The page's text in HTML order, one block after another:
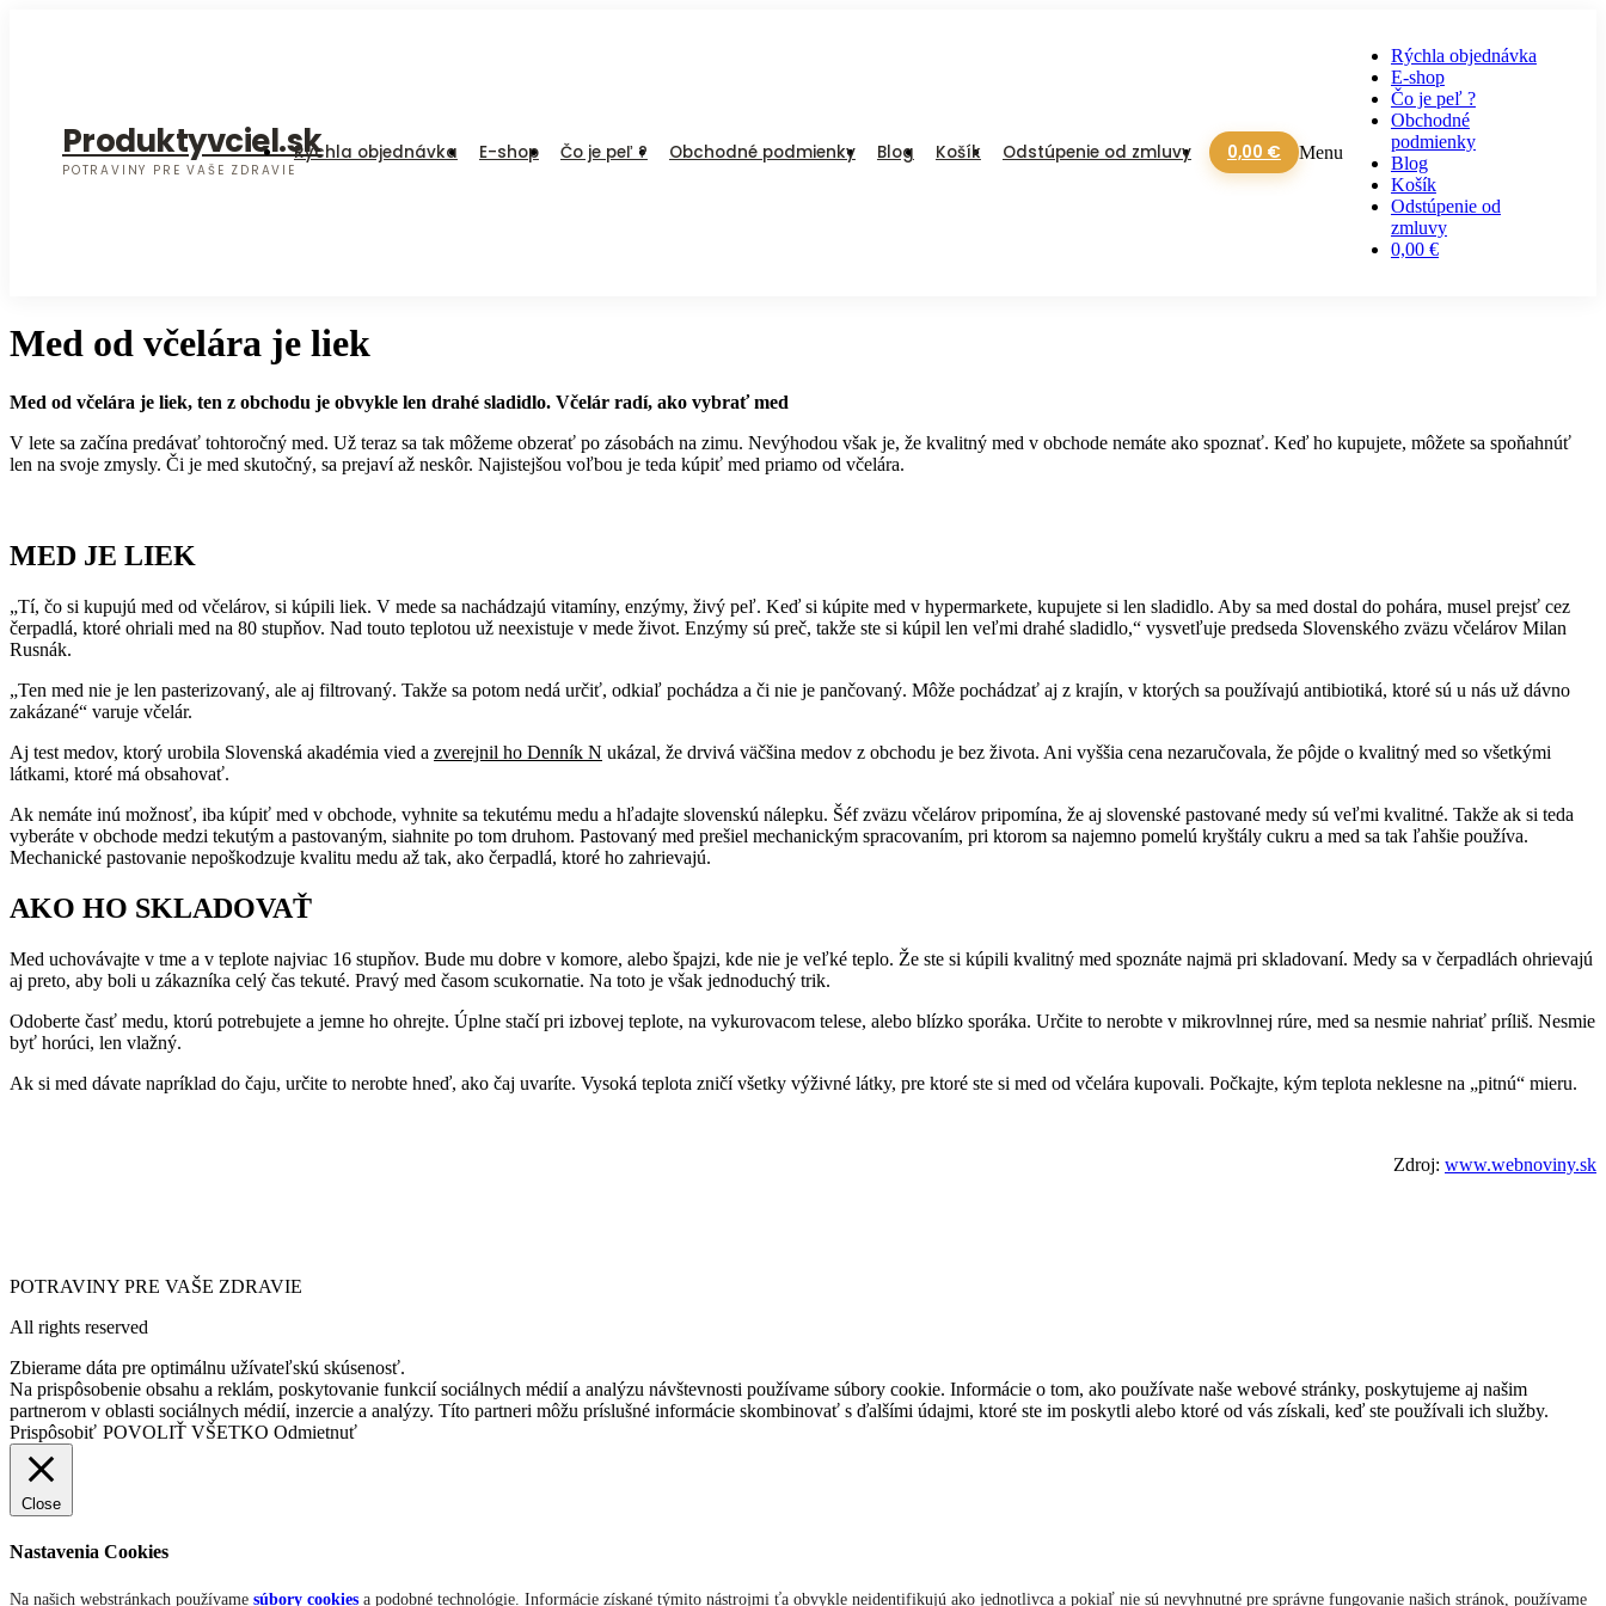
Produktyvciel.sk
POTRAVINY PRE VAŠE ZDRAVIE‎
Rýchla objednávka E-shop Čo je peľ ? Obchodné podmienky Blog Košík Odstúpenie od zmluvy 0,00 € Menu
Rýchla objednávka
E-shop
Čo je peľ ?
Obchodné
podmienky
Blog
Košík
Odstúpenie od
zmluvy
0,00 €
Med od včelára je liek
Med od včelára je liek, ten z obchodu je obvykle len drahé sladidlo. Včelár radí, ako vybrať med
V lete sa začína predávať tohtoročný med. Už teraz sa tak môžeme obzerať po zásobách na zimu. Nevýhodou však je, že kvalitný med v obchode nemáte ako spoznať. Keď ho kupujete, môžete sa spoňahnúť
len na svoje zmysly. Či je med skutočný, sa prejaví až neskôr. Najistejšou voľbou je teda kúpiť med priamo od včelára.
MED JE LIEK
„Tí, čo si kupujú med od včelárov, si kúpili liek. V mede sa nachádzajú vitamíny, enzýmy, živý peľ. Keď si kúpite med v hypermarkete, kupujete si len sladidlo. Aby sa med dostal do pohára, musel prejsť cez
čerpadlá, ktoré ohriali med na 80 stupňov. Nad touto teplotou už neexistuje v mede život. Enzýmy sú preč, takže ste si kúpil len veľmi drahé sladidlo,“ vysvetľuje predseda Slovenského zväzu včelárov Milan
Rusnák.
„Ten med nie je len pasterizovaný, ale aj filtrovaný. Takže sa potom nedá určiť, odkiaľ pochádza a či nie je pančovaný. Môže pochádzať aj z krajín, v ktorých sa používajú antibiotiká, ktoré sú u nás už dávno
zakázané“ varuje včelár.
Aj test medov, ktorý urobila Slovenská akadémia vied a zverejnil ho Denník N ukázal, že drvivá väčšina medov z obchodu je bez života. Ani vyššia cena nezaručovala, že pôjde o kvalitný med so všetkými
látkami, ktoré má obsahovať.
Ak nemáte inú možnosť, iba kúpiť med v obchode, vyhnite sa tekutému medu a hľadajte slovenskú nálepku. Šéf zväzu včelárov pripomína, že aj slovenské pastované medy sú veľmi kvalitné. Takže ak si teda
vyberáte v obchode medzi tekutým a pastovaným, siahnite po tom druhom. Pastovaný med prešiel mechanickým spracovaním, pri ktorom sa najemno pomelú kryštály cukru a med sa tak ľahšie používa.
Mechanické pastovanie nepoškodzuje kvalitu medu až tak, ako čerpadlá, ktoré ho zahrievajú.
AKO HO SKLADOVAŤ
Med uchovávajte v tme a v teplote najviac 16 stupňov. Bude mu dobre v komore, alebo špajzi, kde nie je veľké teplo. Že ste si kúpili kvalitný med spoznáte najmä pri skladovaní. Medy sa v čerpadlách ohrievajú
aj preto, aby boli u zákazníka celý čas tekuté. Pravý med časom scukornatie. Na toto je však jednoduchý trik.
Odoberte časť medu, ktorú potrebujete a jemne ho ohrejte. Úplne stačí pri izbovej teplote, na vykurovacom telese, alebo blízko sporáka. Určite to nerobte v mikrovlnnej rúre, med sa nesmie nahriať príliš. Nesmie
byť horúci, len vlažný.
Ak si med dávate napríklad do čaju, určite to nerobte hneď, ako čaj uvaríte. Vysoká teplota zničí všetky výživné látky, pre ktoré ste si med od včelára kupovali. Počkajte, kým teplota neklesne na „pitnú“ mieru.
Zdroj: www.webnoviny.sk
POTRAVINY PRE VAŠE ZDRAVIE‎
All rights reserved
Zbierame dáta pre optimálnu užívateľskú skúsenosť.
Na prispôsobenie obsahu a reklám, poskytovanie funkcií sociálnych médií a analýzu návštevnosti používame súbory cookie. Informácie o tom, ako používate naše webové stránky, poskytujeme aj našim
partnerom v oblasti sociálnych médií, inzercie a analýzy. Títo partneri môžu príslušné informácie skombinovať s ďalšími údajmi, ktoré ste im poskytli alebo ktoré od vás získali, keď ste používali ich služby.
Prispôsobiť POVOLIŤ VŠETKO Odmietnuť
Close
Nastavenia Cookies
Na našich webstránkach používame súbory cookies a podobné technológie. Informácie získané týmito nástrojmi ťa obvykle neidentifikujú ako jednotlivca a pokiaľ nie sú nevyhnutné pre správne fungovanie našich stránok, používame